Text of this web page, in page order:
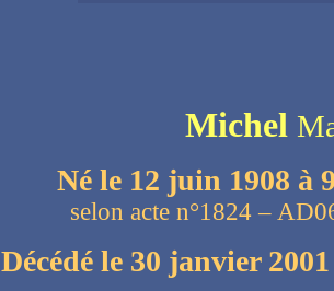
Michel
Né le 12 juin 1908 à
selon acte n°1824 –
Décédé le 30 janvier